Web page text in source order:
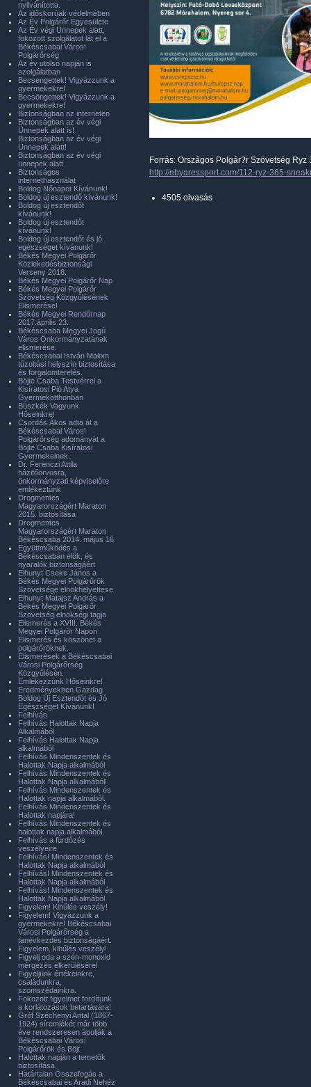
Forrás: Országos Polgár?r Szövetség
http://ebyaressport.com/112-ryz-365-
4505 olvasás
nyilvánította.
Az időskorúak védelmében
Az Év Polgárőr Egyesülete
Az Év végi Ünnepek alatt,
fokozott szolgálatot lát el a
Békéscsabai Városi
Polgárőrség
Az év utolsó napján is
szolgálatban
Becsengettek! Vigyázzunk a
gyermekekre!
Becsöngettek! Vigyázzunk a
gyermekekre!
Biztonságban az interneten
Biztonságban az év végi
Ünnepek alatt is!
Biztonságban az év végi
Ünnepek alatt!
Biztonságban az év végi
ünnepek alatt
Biztonságos
internethasználat
Boldog Nőnapot Kívánunk!
Boldog új esztendő kívánunk!
Boldog új esztendőt
kívánunk!
Boldog új esztendőt
kívánunk!
Boldog új esztendőt és jó
egészséget kívánunk!
Békés Megyei Polgárőr
Közlekedésbiztonsági
Verseny 2018.
Békés Megyei Polgárőr Nap
Békés Megyei Polgárőr
Szövetség Közgyűlésének
Elismerése!
Békés Megyei Rendőrnap
2017.április 23.
Békéscsaba Megyei Jogú
Város Önkormányzatának
elismerése.
Békéscsabai István Malom
tűzoltási helyszín biztosítása
és forgalomterelés.
Böjte Csaba Testvérrel a
Kisíratosi Pió Atya
Gyermekotthonban
Büszkék Vagyunk
Hőseinkre!
Csordás Ákos adta át a
Békéscsabai Városi
Polgárőrség adományát a
Böjte Csaba Kisíratosi
Gyermekeinek.
Dr. Ferenczi Attila
házifőorvosra,
önkormányzati képviselőre
emlékeztünk
Drogmentes
Magyarországért Maraton
2015. biztosítása
Drogmentes
Magyarországért Maraton
Békéscsaba 2014. május 16.
Együttműködés a
Békéscsabán élők, és
nyaralók biztonságáért
Elhunyt Cseke János a
Békés Megyei Polgárőrök
Szövetsége elnökhelyettese
Elhunyt Matajsz András a
Békés Megyei Polgárőr
Szövetség elnökségi tagja
Elismerés a XVIII. Békés
Megyei Polgárőr Napon
Elismerés és köszönet a
polgárőröknek.
Elismerések a Békéscsabai
Városi Polgárőrség
Közgyűlésén.
Emlékezzünk Hőseinkre!
Eredményekben Gazdag
Boldog Új Esztendőt és Jó
Egészséget Kívánunk!
Felhívás
Felhívás Halottak Napja
Alkalmából
Felhívás Halottak Napja
alkalmából
Felhívás Mindenszentek és
Halottak Napja alkalmából
Felhívás Mindenszentek és
Halottak Napja alkalmából!
Felhívás Mindenszentek és
Halottak napja alkalmából.
Felhívás Mindenszentek és
Halottak napjára!
Felhívás Mindenszentek és
halottak napja alkalmából.
Felhívás a fürdőzés
veszélyeire
Felhívás! Mindenszentek és
Halottak Napja alkalmából
Felhívás! Mindenszentek és
Halottak Napja alkalmából
Felhívás! Mindenszentek és
Halottak Napja alkalmából
Figyelem! Kihűlés veszély!
Figyelem! Vigyázzunk a
gyermekekre! Békéscsabai
Városi Polgárőrség a
tanévkezdés biztonságáért.
Figyelem, kihűlés veszély!
Figyelj oda a szén-monoxid
mérgezés elkerülésére!
Figyeljünk értékeinkre,
családunkra,
szomszédainkra.
Fokozott figyelmet fordítunk
a korlátozások betartására!
Gróf Széchenyi Antal (1867-
1924) síremlékét már több
éve rendszeresen ápolják a
Békéscsabai Városi
Polgárőrök és Böjt
Halottak napján a temetők
biztosítása.
Határtalan Összefogás a
Békéscsabai és Aradi Nehéz